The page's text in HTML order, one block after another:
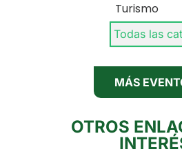
Turismo
Todas las
MÁS
OTROS